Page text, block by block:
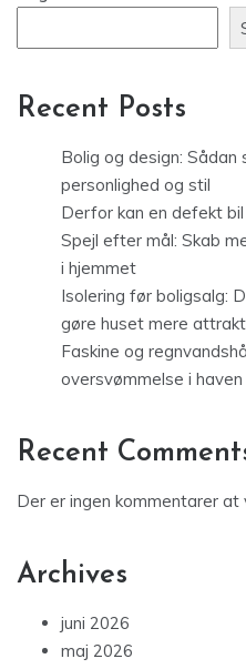
Recent Posts
Bolig og design: Sådan
personlighed og stil
Derfor kan en defekt
Spejl efter mål: Skab
i hjemmet
Isolering før boligsalg:
gøre huset mere
Faskine og
oversvømmelse i haven
Recent
Der er ingen kommentarer at
Archives
juni 2026
maj 2026